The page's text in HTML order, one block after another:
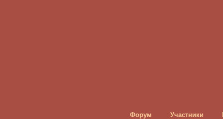
Форум Участники